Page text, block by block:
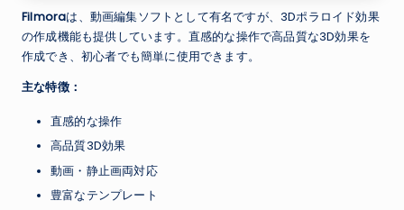
Filmoraは、動画編集ソフトとして有名ですが、3Dポラロイド効果
の作成機能も提供しています。直感的な操作で高品質な3D効果を
作成でき、初心者でも簡単に使用できます。
主な特徴：
直感的な操作
高品質3D効果
動画・静止画両対応
豊富なテンプレート